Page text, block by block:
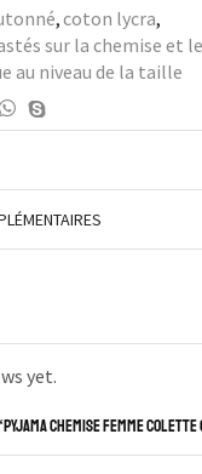
,coton lycra,
sur la chemise et
au niveau de la taille
yet.
CHEMISE FEMME COLETTE